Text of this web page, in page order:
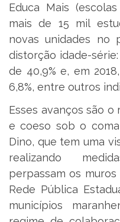
Educa Mais
mais de 15 mil
novas unidades no
distorção idade-
de 40,9% e, em
6,8%, entre outros
Esses avanços são
e coeso sob o
Dino, que tem uma
realizando
perpassam os
Rede Pública
municípios